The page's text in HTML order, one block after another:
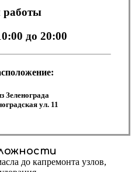
до 20:00
Зеленограда
ул. 11
до капремонта узлов,